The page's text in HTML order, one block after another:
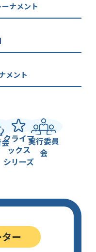
ナメント
メント
クライマ
ックス
シリーズ
実行委員
会
ー